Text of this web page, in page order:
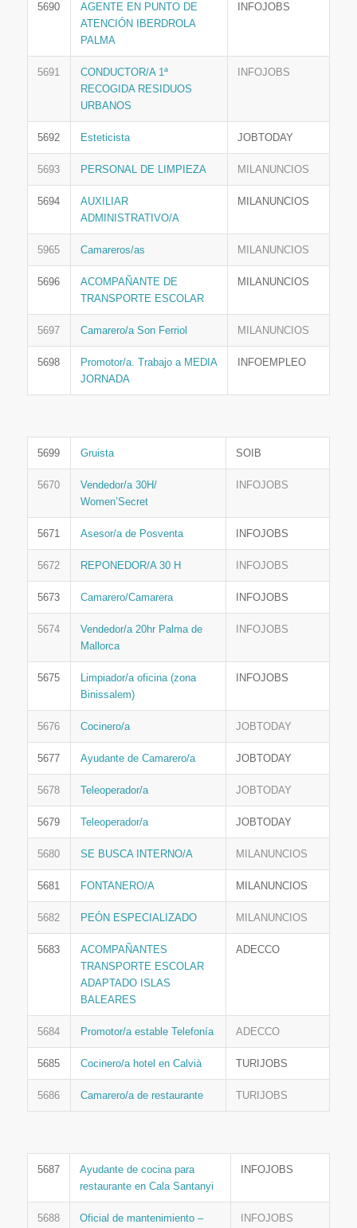
5690
AGENTE EN PUNTO DE
ATENCIÓN IBERDROLA
PALMA
INFOJOBS
5691
CONDUCTOR/A 1ª
RECOGIDA RESIDUOS
URBANOS
INFOJOBS
5692 Esteticista JOBTODAY
5693 PERSONAL DE LIMPIEZA MILANUNCIOS
5694
AUXILIAR
ADMINISTRATIVO/A
MILANUNCIOS
5965 Camareros/as MILANUNCIOS
5696
ACOMPAÑANTE DE
TRANSPORTE ESCOLAR
MILANUNCIOS
5697 Camarero/a Son Ferriol MILANUNCIOS
5698
Promotor/a. Trabajo a MEDIA
JORNADA
INFOEMPLEO
5699 Gruista SOIB
5670
Vendedor/a 30H/
Women’Secret
INFOJOBS
5671 Asesor/a de Posventa INFOJOBS
5672 REPONEDOR/A 30 H INFOJOBS
5673 Camarero/Camarera INFOJOBS
5674
Vendedor/a 20hr Palma de
Mallorca
INFOJOBS
5675
Limpiador/a oficina (zona
Binissalem)
INFOJOBS
5676 Cocinero/a JOBTODAY
5677 Ayudante de Camarero/a JOBTODAY
5678 Teleoperador/a JOBTODAY
5679 Teleoperador/a JOBTODAY
5680 SE BUSCA INTERNO/A MILANUNCIOS
5681 FONTANERO/A MILANUNCIOS
5682 PEÓN ESPECIALIZADO MILANUNCIOS
5683
ACOMPAÑANTES
TRANSPORTE ESCOLAR
ADAPTADO ISLAS
BALEARES
ADECCO
5684 Promotor/a estable Telefonía ADECCO
5685 Cocinero/a hotel en Calvià TURIJOBS
5686 Camarero/a de restaurante TURIJOBS
5687
Ayudante de cocina para
restaurante en Cala Santanyi
INFOJOBS
5688
Oficial de mantenimiento –
INFOJOBS